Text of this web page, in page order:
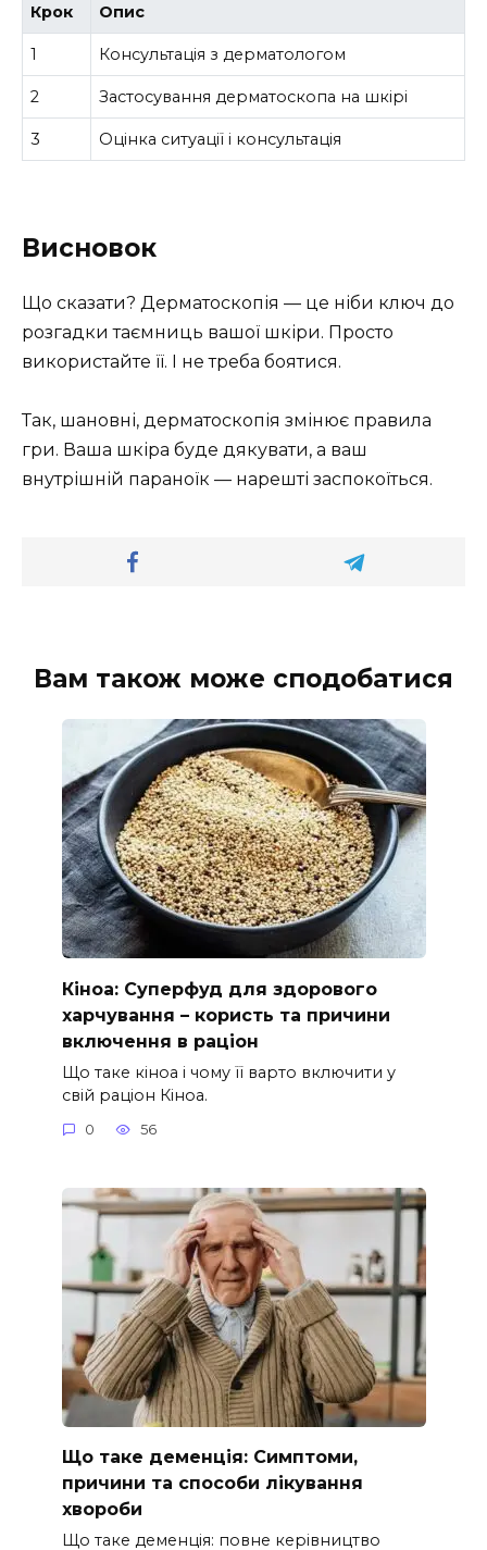
Крок Опис
1 Консультація з дерматологом
2 Застосування дерматоскопа на шкірі
3 Оцінка ситуації і консультація
Висновок
Що сказати? Дерматоскопія — це ніби ключ до
розгадки таємниць вашої шкіри. Просто
використайте її. І не треба боятися.
Так, шановні, дерматоскопія змінює правила
гри. Ваша шкіра буде дякувати, а ваш
внутрішній параноїк — нарешті заспокоїться.
Вам також може сподобатися
Кіноа: Суперфуд для здорового
харчування – користь та причини
включення в раціон
Що таке кіноа і чому її варто включити у
свій раціон Кіноа.
0 56
Що таке деменція: Симптоми,
причини та способи лікування
хвороби
Що таке деменція: повне керівництво